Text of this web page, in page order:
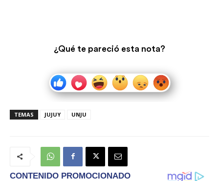
¿Qué te pareció esta nota?
TEMAS JUJUY UNJU